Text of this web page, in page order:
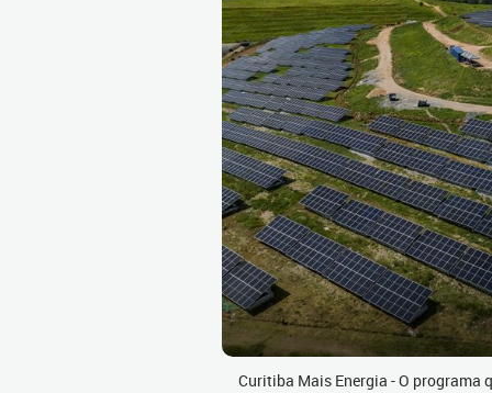
Curitiba Mais Energia - O programa